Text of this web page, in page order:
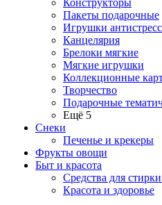
Конструкторы
Пакеты подарочные
Игрушки антистресс
Канцелярия
Брелоки мягкие
Мягкие игрушки
Коллекционные
Творчество
Подарочные
Ещё 5
Снеки
Печенье и крекеры
Фрукты овощи
Быт и красота
Средства для
Красота и здоровье